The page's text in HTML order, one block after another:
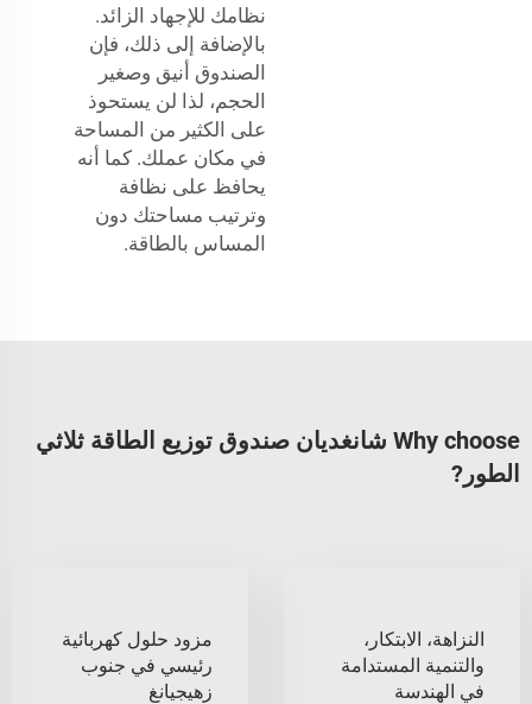
نظامك للإجهاد الزائد.
بالإضافة إلى ذلك، فإن
الصندوق أنيق وصغير
الحجم، لذا لن يستحوذ
على الكثير من المساحة
في مكان عملك. كما أنه
يحافظ على نظافة
وترتيب مساحتك دون
المساس بالطاقة.
Why choose شانغديان صندوق توزيع الطاقة ثلاثي
الطور?
النزاهة، الابتكار،
والتنمية المستدامة
في الهندسة
مزود حلول كهربائية
رئيسي في جنوب
زهيجيانغ